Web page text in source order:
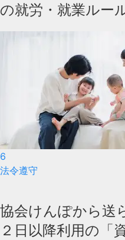
の就労・就業ルー
6
法令遵守
協会けんぽから送
２日以降利用の